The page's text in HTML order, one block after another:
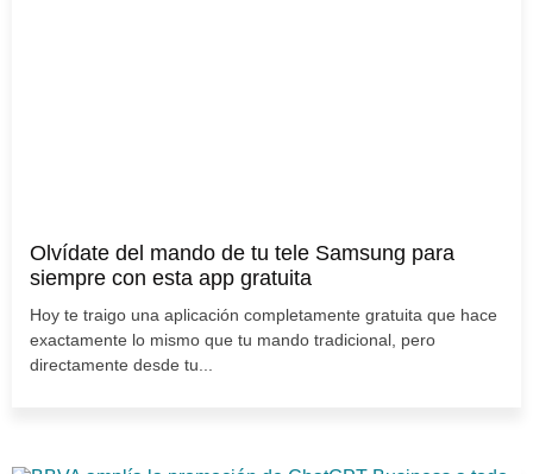
Olvídate del mando de tu tele Samsung para
siempre con esta app gratuita
Hoy te traigo una aplicación completamente gratuita que hace
exactamente lo mismo que tu mando tradicional, pero
directamente desde tu...